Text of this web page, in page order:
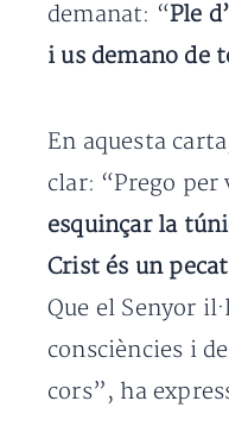
demanat: “Ple
i us demano de
En aquesta
clar: “Prego per
esquinçar la
Crist és un
Que el Senyor
consciències i
cors”, ha